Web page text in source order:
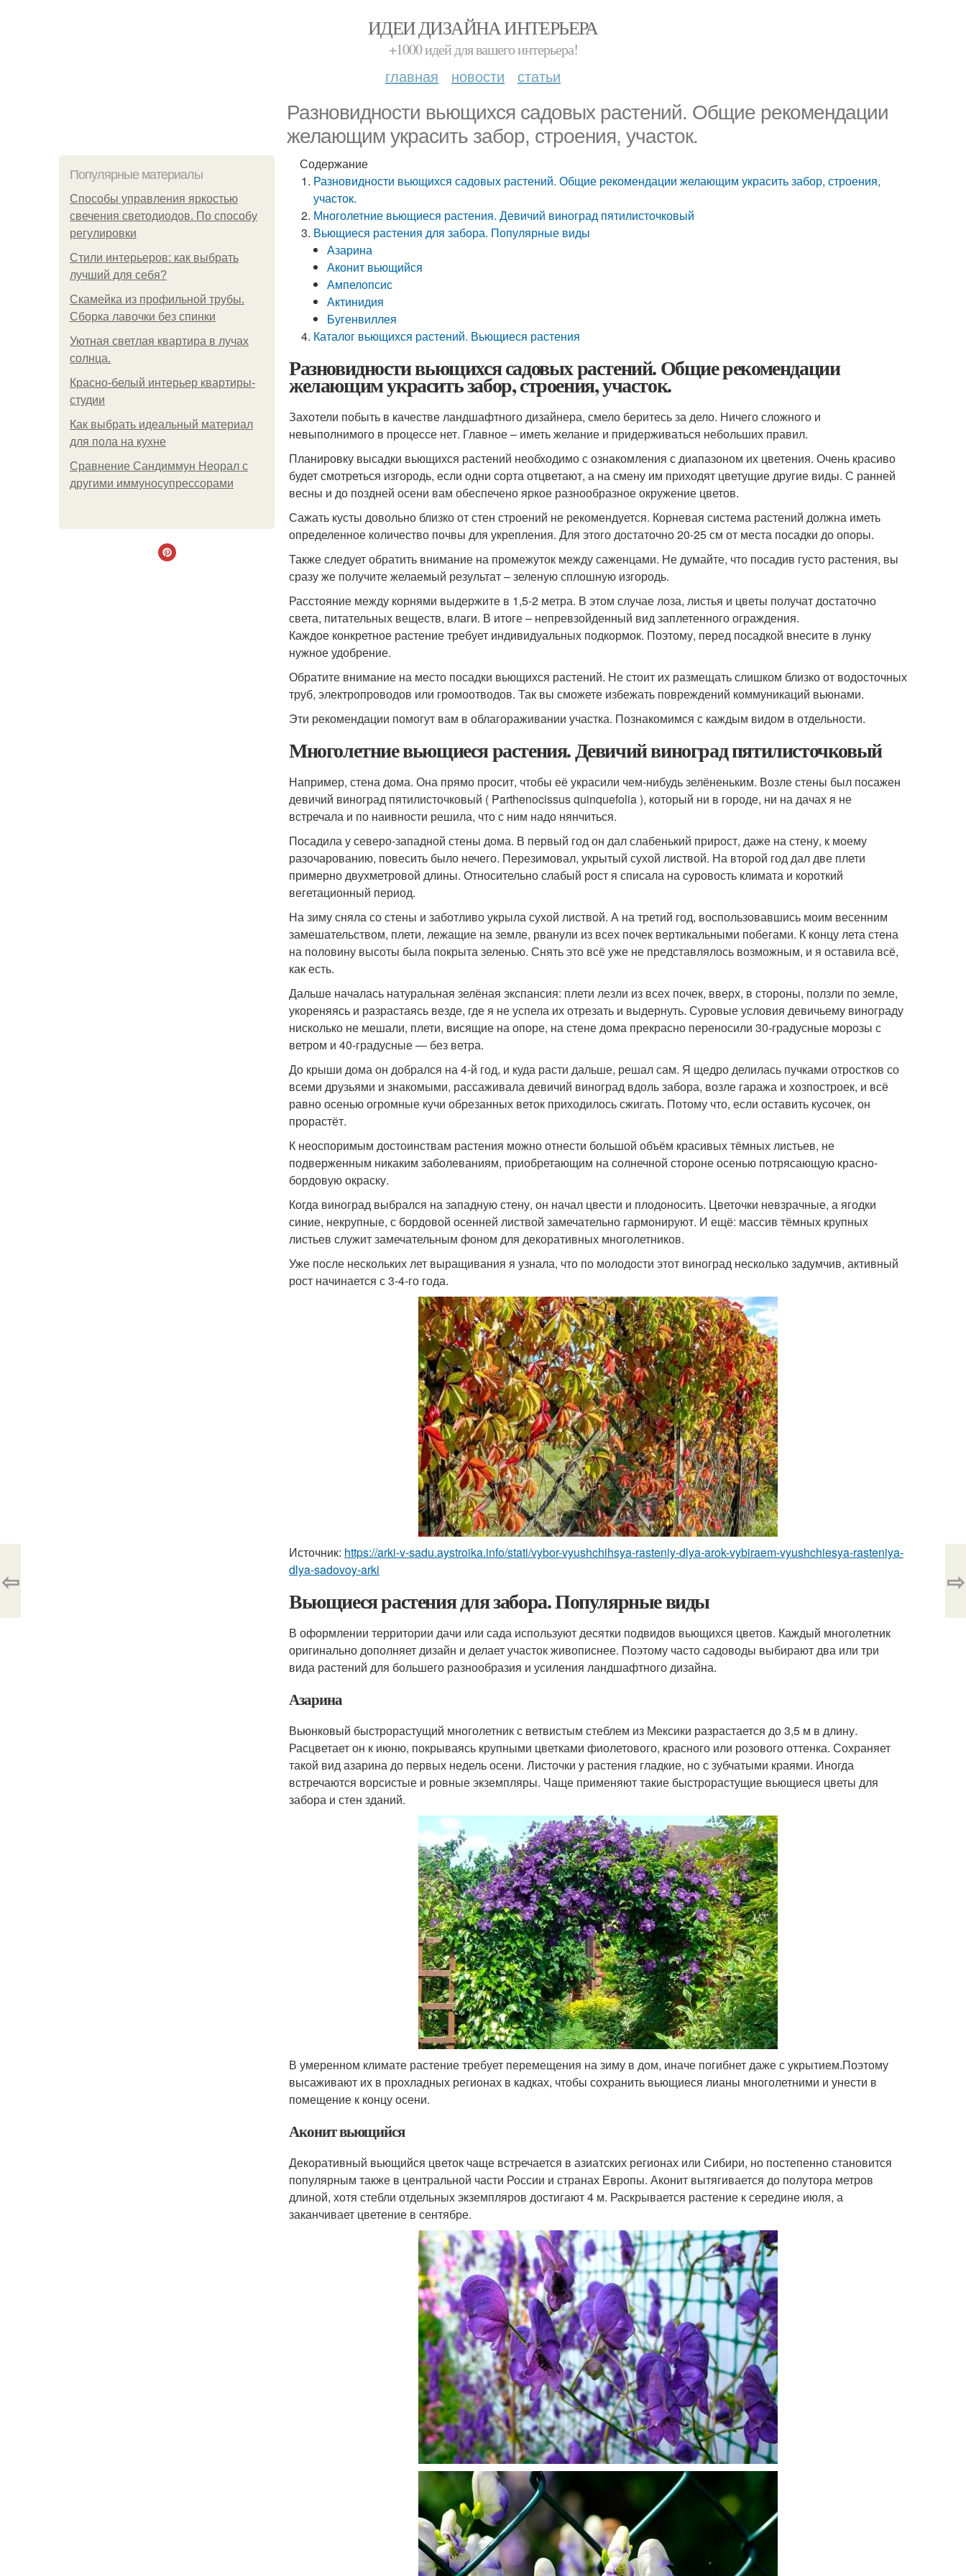
ИДЕИ ДИЗАЙНА ИНТЕРЬЕРА
+1000 идей для вашего интерьера!
главная новости статьи
Разновидности вьющихся садовых растений. Общие рекомендации
желающим украсить забор, строения, участок.
Популярные материалы
Способы управления яркостью
свечения светодиодов. По способу
регулировки
Стили интерьеров: как выбрать
лучший для себя?
Скамейка из профильной трубы.
Сборка лавочки без спинки
Уютная светлая квартира в лучах
солнца.
Красно-белый интерьер квартиры-
студии
Как выбрать идеальный материал
для пола на кухне
Сравнение Сандиммун Неорал с
другими иммуносупрессорами
Содержание
Разновидности вьющихся садовых растений. Общие рекомендации желающим украсить забор, строения,
участок.
Многолетние вьющиеся растения. Девичий виноград пятилисточковый
Вьющиеся растения для забора. Популярные виды
Азарина
Аконит вьющийся
Ампелопсис
Актинидия
Бугенвиллея
Каталог вьющихся растений. Вьющиеся растения
Разновидности вьющихся садовых растений. Общие рекомендации
желающим украсить забор, строения, участок.
Захотели побыть в качестве ландшафтного дизайнера, смело беритесь за дело. Ничего сложного и
невыполнимого в процессе нет. Главное – иметь желание и придерживаться небольших правил.
Планировку высадки вьющихся растений необходимо с ознакомления с диапазоном их цветения. Очень красиво
будет смотреться изгородь, если одни сорта отцветают, а на смену им приходят цветущие другие виды. С ранней
весны и до поздней осени вам обеспечено яркое разнообразное окружение цветов.
Сажать кусты довольно близко от стен строений не рекомендуется. Корневая система растений должна иметь
определенное количество почвы для укрепления. Для этого достаточно 20-25 см от места посадки до опоры.
Также следует обратить внимание на промежуток между саженцами. Не думайте, что посадив густо растения, вы
сразу же получите желаемый результат – зеленую сплошную изгородь.
Расстояние между корнями выдержите в 1,5-2 метра. В этом случае лоза, листья и цветы получат достаточно
света, питательных веществ, влаги. В итоге – непревзойденный вид заплетенного ограждения.
Каждое конкретное растение требует индивидуальных подкормок. Поэтому, перед посадкой внесите в лунку
нужное удобрение.
Обратите внимание на место посадки вьющихся растений. Не стоит их размещать слишком близко от водосточных
труб, электропроводов или громоотводов. Так вы сможете избежать повреждений коммуникаций вьюнами.
Эти рекомендации помогут вам в облагораживании участка. Познакомимся с каждым видом в отдельности.
Многолетние вьющиеся растения. Девичий виноград пятилисточковый
Например, стена дома. Она прямо просит, чтобы её украсили чем-нибудь зелёненьким. Возле стены был посажен
девичий виноград пятилисточковый ( Parthenocissus quinquefolia ), который ни в городе, ни на дачах я не
встречала и по наивности решила, что с ним надо нянчиться.
Посадила у северо-западной стены дома. В первый год он дал слабенький прирост, даже на стену, к моему
разочарованию, повесить было нечего. Перезимовал, укрытый сухой листвой. На второй год дал две плети
примерно двухметровой длины. Относительно слабый рост я списала на суровость климата и короткий
вегетационный период.
На зиму сняла со стены и заботливо укрыла сухой листвой. А на третий год, воспользовавшись моим весенним
замешательством, плети, лежащие на земле, рванули из всех почек вертикальными побегами. К концу лета стена
на половину высоты была покрыта зеленью. Снять это всё уже не представлялось возможным, и я оставила всё,
как есть.
Дальше началась натуральная зелёная экспансия: плети лезли из всех почек, вверх, в стороны, ползли по земле,
укореняясь и разрастаясь везде, где я не успела их отрезать и выдернуть. Суровые условия девичьему винограду
нисколько не мешали, плети, висящие на опоре, на стене дома прекрасно переносили 30-градусные морозы с
ветром и 40-градусные — без ветра.
До крыши дома он добрался на 4-й год, и куда расти дальше, решал сам. Я щедро делилась пучками отростков со
всеми друзьями и знакомыми, рассаживала девичий виноград вдоль забора, возле гаража и хозпостроек, и всё
равно осенью огромные кучи обрезанных веток приходилось сжигать. Потому что, если оставить кусочек, он
прорастёт.
К неоспоримым достоинствам растения можно отнести большой объём красивых тёмных листьев, не
подверженным никаким заболеваниям, приобретающим на солнечной стороне осенью потрясающую красно-
бордовую окраску.
Когда виноград выбрался на западную стену, он начал цвести и плодоносить. Цветочки невзрачные, а ягодки
синие, некрупные, с бордовой осенней листвой замечательно гармонируют. И ещё: массив тёмных крупных
листьев служит замечательным фоном для декоративных многолетников.
Уже после нескольких лет выращивания я узнала, что по молодости этот виноград несколько задумчив, активный
рост начинается с 3-4-го года.
Источник: https://arki-v-sadu.aystroika.info/stati/vybor-vyushchihsya-rasteniy-dlya-arok-vybiraem-vyushchiesya-rasteniya-
dlya-sadovoy-arki
Вьющиеся растения для забора. Популярные виды
В оформлении территории дачи или сада используют десятки подвидов вьющихся цветов. Каждый многолетник
оригинально дополняет дизайн и делает участок живописнее. Поэтому часто садоводы выбирают два или три
вида растений для большего разнообразия и усиления ландшафтного дизайна.
Азарина
Вьюнковый быстрорастущий многолетник с ветвистым стеблем из Мексики разрастается до 3,5 м в длину.
Расцветает он к июню, покрываясь крупными цветками фиолетового, красного или розового оттенка. Сохраняет
такой вид азарина до первых недель осени. Листочки у растения гладкие, но с зубчатыми краями. Иногда
встречаются ворсистые и ровные экземпляры. Чаще применяют такие быстрорастущие вьющиеся цветы для
забора и стен зданий.
В умеренном климате растение требует перемещения на зиму в дом, иначе погибнет даже с укрытием.Поэтому
высаживают их в прохладных регионах в кадках, чтобы сохранить вьющиеся лианы многолетними и унести в
помещение к концу осени.
Аконит вьющийся
Декоративный вьющийся цветок чаще встречается в азиатских регионах или Сибири, но постепенно становится
популярным также в центральной части России и странах Европы. Аконит вытягивается до полутора метров
длиной, хотя стебли отдельных экземпляров достигают 4 м. Раскрывается растение к середине июля, а
заканчивает цветение в сентябре.
⇦ ⇨